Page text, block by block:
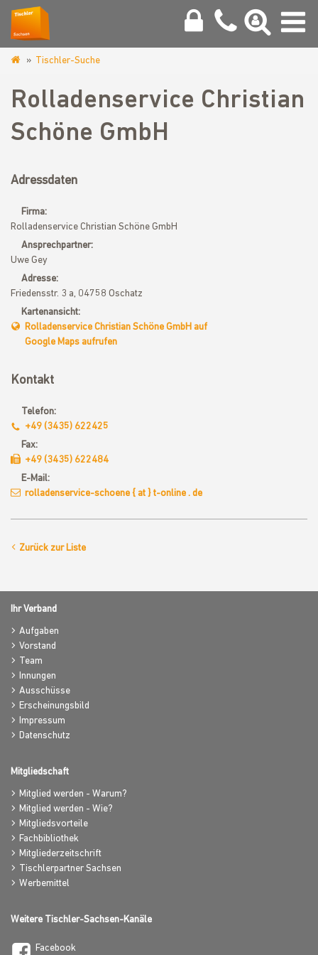
sachsen.de
Tischler-Suche
Rolladenservice Christian
Schöne GmbH
Adressdaten
Firma:
Rolladenservice Christian Schöne GmbH
Ansprechpartner:
Uwe Gey
Adresse:
Friedensstr. 3 a, 04758 Oschatz
Kartenansicht:
Rolladenservice Christian Schöne GmbH auf
Google Maps aufrufen
Kontakt
Telefon:
+49 (3435) 622425
Fax:
+49 (3435) 622484
E-Mail:
rolladenservice-schoene { at } t-online . de
Zurück zur Liste
Ihr Verband
Aufgaben
Vorstand
Team
Innungen
Ausschüsse
Erscheinungsbild
Impressum
Datenschutz
Mitgliedschaft
Mitglied werden - Warum?
Mitglied werden - Wie?
Mitgliedsvorteile
Fachbibliothek
Mitgliederzeitschrift
Tischlerpartner Sachsen
Werbemittel
Weitere Tischler-Sachsen-Kanäle
Facebook